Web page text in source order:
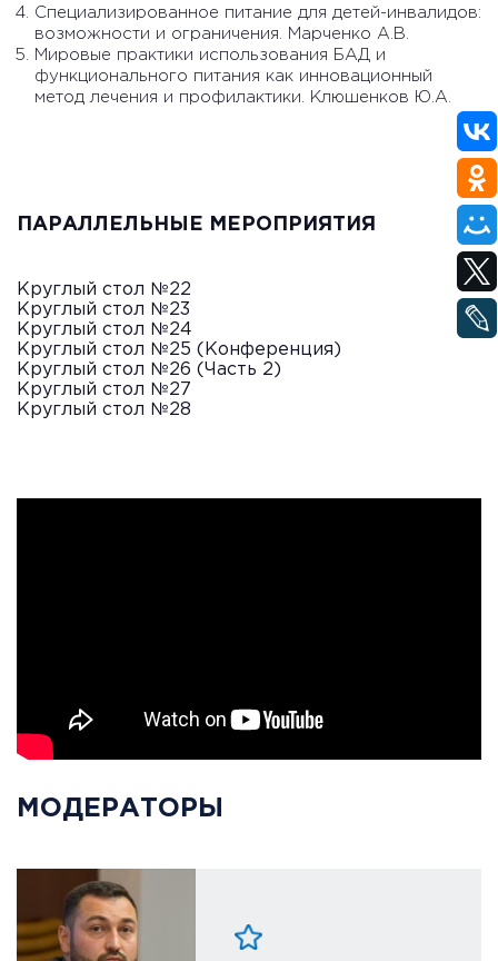
Специализированное питание для детей-инвалидов:
возможности и ограничения. Марченко А.В.
Мировые практики использования БАД и
функционального питания как инновационный
метод лечения и профилактики. Клюшенков Ю.А.
ПАРАЛЛЕЛЬНЫЕ МЕРОПРИЯТИЯ
Круглый стол №22
Круглый стол №23
Круглый стол №24
Круглый стол №25 (Конференция)
Круглый стол №26 (Часть 2)
Круглый стол №27
Круглый стол №28
МОДЕРАТОРЫ